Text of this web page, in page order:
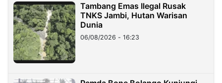
Tambang Emas Ilegal Rusak
TNKS Jambi, Hutan Warisan
Dunia
06/08/2026 - 16:23